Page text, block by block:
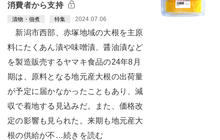
消費者から支持
漬物・佃煮 特集 2024.07.06
新潟市西部、赤塚地域の大根を主原
料にたくあん漬や味噌漬、醤油漬など
を製造販売するヤマキ食品の24年8月
期は、原料となる地元産大根の出荷量
が予定に届かなかったこともあり、減
収で着地する見込みだ。また、価格改
定の影響も見られた。来期も地元産大
根の供給が不…続きを読む